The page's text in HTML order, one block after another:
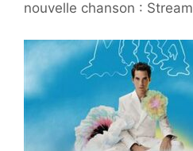
nouvelle chanson : Stream